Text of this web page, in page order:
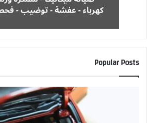
Popular Posts